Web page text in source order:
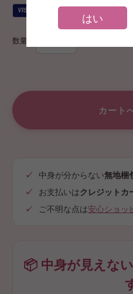
はい
VISA ¥
数量
中身が分からない無地梱
お支払いはクレジットカ
ご不明な点は安心ショッ
📦 中身が見えな